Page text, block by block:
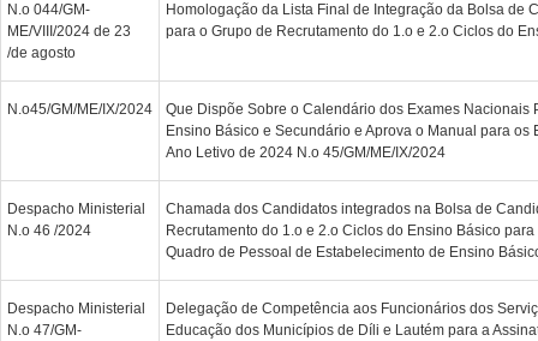
N.o 044/GM-
ME/VIII/2024 de 23
/de agosto
Homologação da Lista Final de Integração da Bolsa de
para o Grupo de Recrutamento do 1.o e 2.o Ciclos do
N.o45/GM/ME/IX/2024
Que Dispõe Sobre o Calendário dos Exames Nacionais
Ensino Básico e Secundário e Aprova o Manual para os
Ano Letivo de 2024 N.o 45/GM/ME/IX/2024
Despacho Ministerial
N.o 46 /2024
Chamada dos Candidatos integrados na Bolsa de
Recrutamento do 1.o e 2.o Ciclos do Ensino Básico
Quadro de Pessoal de Estabelecimento de Ensino
Despacho Ministerial
N.o 47/GM-
Delegação de Competência aos Funcionários dos
Educação dos Municípios de Díli e Lautém para a